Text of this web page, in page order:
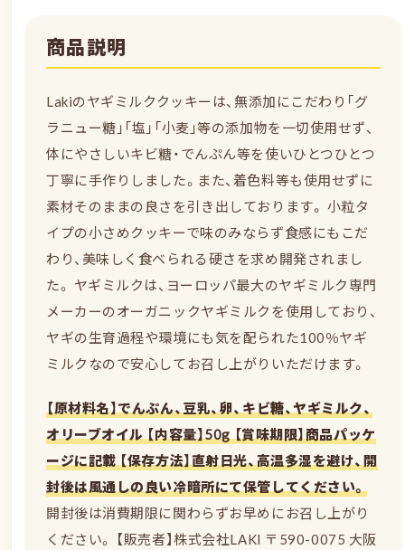
商品説明
Lakiのヤギミルククッキーは、無添加にこだわり「グ
ラニュー糖」「塩」「小麦」等の添加物を一切使用せず、
体にやさしいキビ糖・でんぷん等を使いひとつひとつ
丁寧に手作りしました。また、着色料等も使用せずに
素材そのままの良さを引き出しております。 小粒タ
イプの小さめクッキーで味のみならず食感にもこだ
わり、美味しく食べられる硬さを求め開発されまし
た。 ヤギミルクは、ヨーロッパ最大のヤギミルク専門
メーカーのオーガニックヤギミルクを使用しており、
ヤギの生育過程や環境にも気を配られた100％ヤギ
ミルクなので安心してお召し上がりいただけます。
【原材料名】でんぷん、豆乳、卵、キビ糖、ヤギミルク、
オリーブオイル 【内容量】50g 【賞味期限】商品パッケ
ージに記載 【保存方法】直射日光、高温多湿を避け、開
封後は風通しの良い冷暗所にて保管してください。
開封後は消費期限に関わらずお早めにお召し上がり
ください。 【販売者】株式会社LAKI 〒590-0075 大阪